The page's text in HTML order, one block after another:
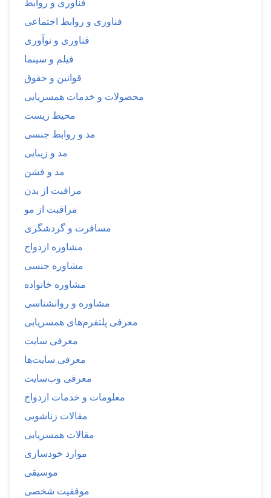
فناوری و روابط
فناوری و روابط اجتماعی
فناوری و نوآوری
فیلم و سینما
قوانین و حقوق
محصولات و خدمات همسریابی
محیط زیست
مد و روابط جنسی
مد و زیبایی
مد و فشن
مراقبت از بدن
مراقبت از مو
مسافرت و گردشگری
مشاوره ازدواج
مشاوره جنسی
مشاوره خانواده
مشاوره و روانشناسی
معرفی پلتفرم‌های همسریابی
معرفی سایت
معرفی سایت‌ها
معرفی وب‌سایت
معلومات و خدمات ازدواج
مقالات زناشویی
مقالات همسریابی
موارد خودسازی
موسیقی
موفقیت شخصی